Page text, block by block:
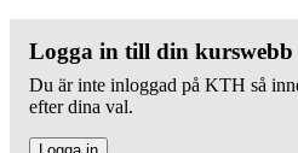
Logga in till din kurswebb
Du är inte inloggad på KTH så
efter dina val.